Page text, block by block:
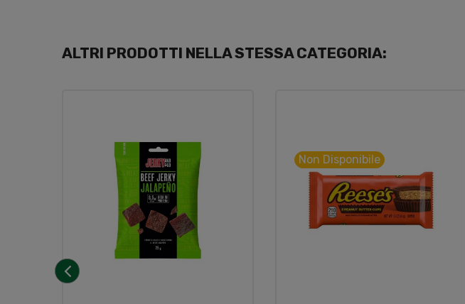
ALTRI PRODOTTI NELLA STESSA CATEGORIA:
Non Disponibile